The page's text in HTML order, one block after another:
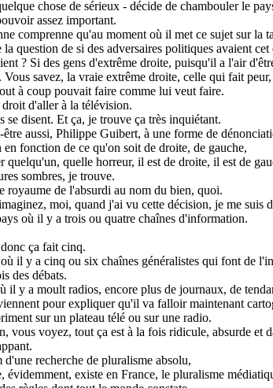
chose de sérieux - décide de chambouler le
assez important.
comprenne qu'au moment où il met ce sujet sur la
question de si des adversaires politiques avaient
? Si des gens d'extrême droite, puisqu'il a l'air
savez, la vraie extrême droite, celle qui fait peur,
à coup pouvait faire comme lui veut faire.
d'aller à la télévision.
se disent. Et ça, je trouve ça très inquiétant.
aussi, Philippe Guibert, à une forme de
fonction de ce qu'on soit de droite, de gauche,
quelqu'un, quelle horreur, il est de droite, il est de
sombres, je trouve.
royaume de l'absurdi au nom du bien, quoi.
moi, quand j'ai vu cette décision, je me suis
où il y a trois ou quatre chaînes d'information.
ça fait cinq.
il y a cinq ou six chaînes généralistes qui font de
des débats.
il y a moult radios, encore plus de journaux, de
pour expliquer qu'il va falloir maintenant
sur un plateau télé ou sur une radio.
vous voyez, tout ça est à la fois ridicule, absurde et
recherche de pluralisme absolu,
évidemment, existe en France, le pluralisme